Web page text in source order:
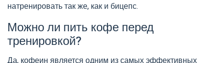
натренировать так же, как и бицепс.
Можно ли пить кофе перед
тренировкой?